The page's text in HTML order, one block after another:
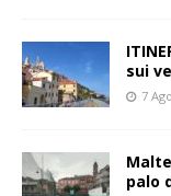
sui
7
palo